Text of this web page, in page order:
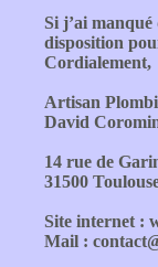
Si j’ai
disposition
Cordialement,
Artisan
David
14 rue de
31500
Site internet :
Mail :